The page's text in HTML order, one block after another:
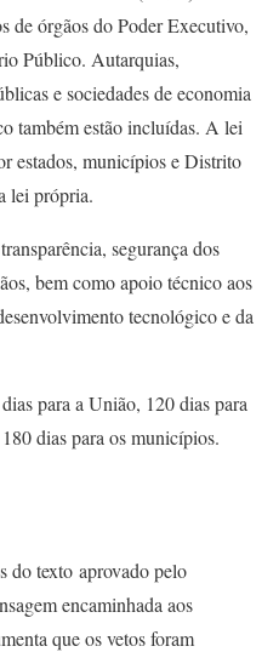
de órgãos do Poder Executivo,
Público. Autarquias,
e sociedades de economia
também estão incluídas. A lei
estados, municípios e Distrito
lei própria.
segurança dos
bem como apoio técnico aos
tecnológico e da
para a União, 120 dias para
dias para os municípios.
do texto aprovado pelo
encaminhada aos
que os vetos foram